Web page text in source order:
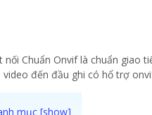
nối Chuẩn Onvif là chuẩn giao
video đến đầu ghi có hổ trợ